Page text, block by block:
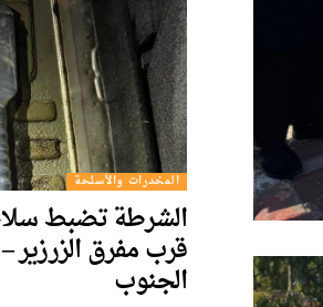
المخدرات والأسلحة
الشرطة تضبط
قرب مفرق الزرزير
الجنوب